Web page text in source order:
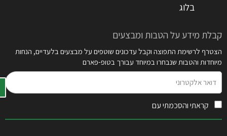
בלוג
קבלת מידע על הטבות ומבצעים
הצטרף לרשימת התפוצה וקבל עדכונים שוטפים על מבצעים בלעדיים, הנחות
מיוחדות והטבות שנבחרו במיוחד עבורך בטופ-פארם
אלקטרוני
קראתי והסכמתי עם